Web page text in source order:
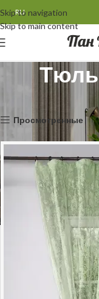
Skip to navigation
Skip to main content
RU
Тюль
Просмотренные